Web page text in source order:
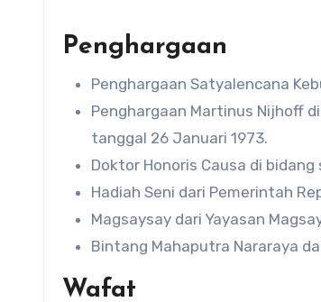
Penghargaan
Penghargaan Satyalencana
Penghargaan Martinus Nijhoff
tanggal 26 Januari 1973.
Doktor Honoris Causa di
Hadiah Seni dari Pemerintah
Magsaysay dari Yayasan
Bintang Mahaputra Nararaya
Wafat